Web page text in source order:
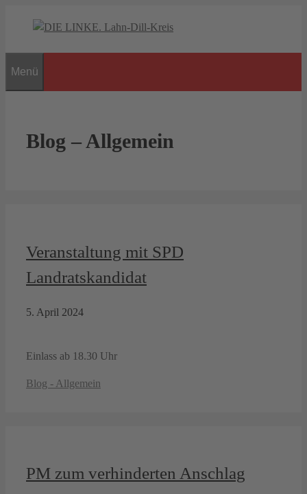
Menü
Blog – Allgemein
Veranstaltung mit SPD
Landratskandidat
5. April 2024
Einlass ab 18.30 Uhr
Kategorien
Blog - Allgemein
PM zum verhinderten Anschlag